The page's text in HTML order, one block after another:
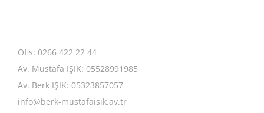
Ofis: 0266 422 22 44
Av. Mustafa IŞIK: 05528991985
Av. Berk IŞIK: 05323857057
info@berk-mustafaisik.av.tr